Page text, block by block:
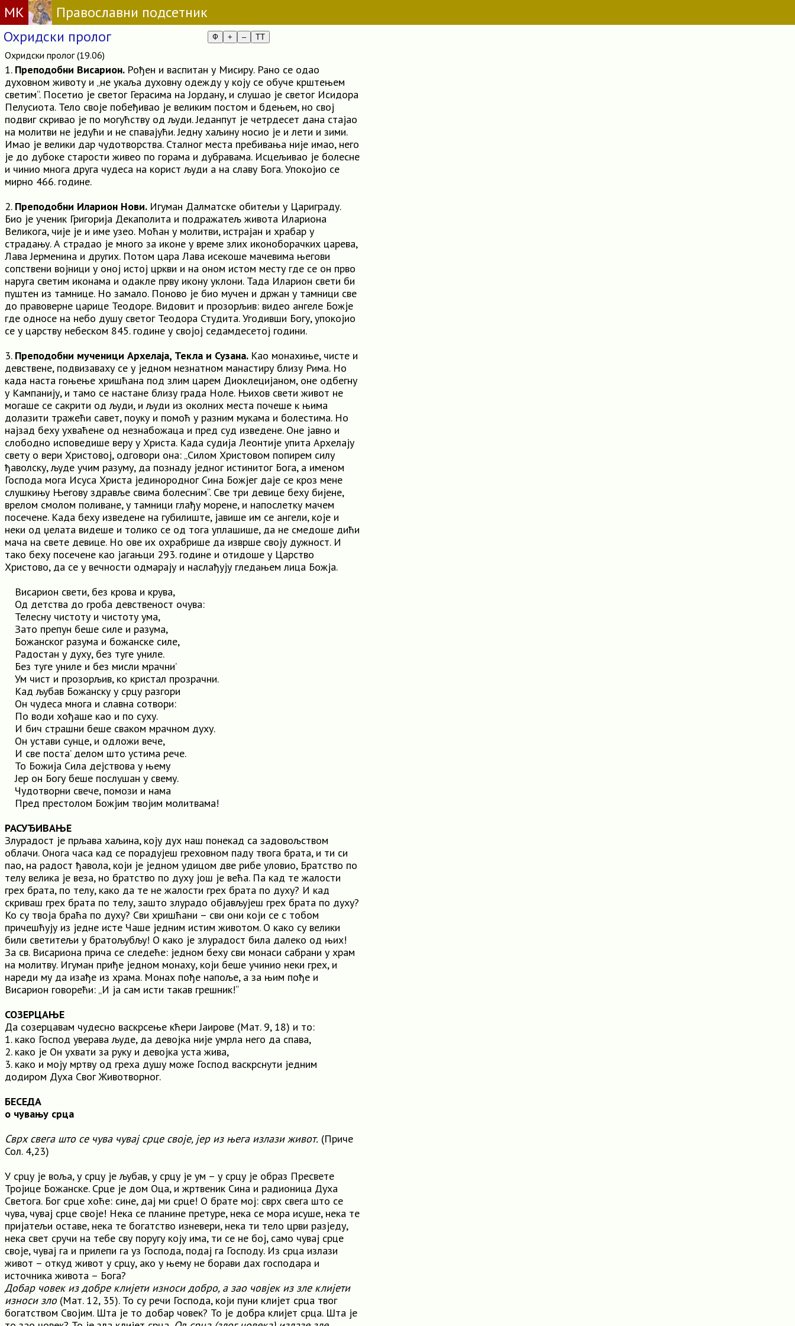
МК
Православни подсетник
Охридски пролог
Ф + – TT
Охридски пролог (19.06)
1. Преподобни Висарион. Рођен и васпитан у Мисиру. Рано се одао
духовном животу и „не укаља духовну одежду у коју се обуче крштењем
светим“. Посетио је светог Герасима на Јордану, и слушао је светог Исидора
Пелусиота. Тело своје побеђивао је великим постом и бдењем, но свој
подвиг скривао је по могућству од људи. Једанпут је четрдесет дана стајао
на молитви не једући и не спавајући. Једну хаљину носио је и лети и зими.
Имао је велики дар чудотворства. Сталног места пребивања није имао, него
је до дубоке старости живео по горама и дубравама. Исцељивао је болесне
и чинио многа друга чудеса на корист људи а на славу Бога. Упокојио се
мирно 466. године.
2. Преподобни Иларион Нови. Игуман Далматске обитељи у Цариграду.
Био је ученик Григорија Декаполита и подражатељ живота Илариона
Великога, чије је и име узео. Моћан у молитви, истрајан и храбар у
страдању. А страдао је много за иконе у време злих иконоборачких царева,
Лава Јерменина и других. Потом цара Лава исекоше мачевима његови
сопствени војници у оној истој цркви и на оном истом месту где се он прво
наруга светим иконама и одакле прву икону уклони. Тада Иларион свети би
пуштен из тамнице. Но замало. Поново је био мучен и држан у тамници све
до правоверне царице Теодоре. Видовит и прозорљив: видео ангеле Божје
где односе на небо душу светог Теодора Студита. Угодивши Богу, упокојио
се у царству небеском 845. године у својој седамдесетој години.
3. Преподобни мученици Архелаја, Текла и Сузана. Као монахиње, чисте и
девствене, подвизаваху се у једном незнатном манастиру близу Рима. Но
када наста гоњење хришћана под злим царем Диоклецијаном, оне одбегну
у Кампанију, и тамо се настане близу града Ноле. Њихов свети живот не
могаше се сакрити од људи, и људи из околних места почеше к њима
долазити тражећи савет, поуку и помоћ у разним мукама и болестима. Но
најзад беху ухваћене од незнабожаца и пред суд изведене. Оне јавно и
слободно исповедише веру у Христа. Када судија Леонтије упита Архелају
свету о вери Христовој, одговори она: „Силом Христовом попирем силу
ђаволску, људе учим разуму, да познаду једног истинитог Бога, а именом
Господа мога Исуса Христа јединородног Сина Божјег даје се кроз мене
слушкињу Његову здравље свима болесним“. Све три девице беху бијене,
врелом смолом поливане, у тамници глађу морене, и напослетку мачем
посечене. Када беху изведене на губилиште, јавише им се ангели, које и
неки од џелата видеше и толико се од тога уплашише, да не смедоше дићи
мача на свете девице. Но ове их охрабрише да изврше своју дужност. И
тако беху посечене као јагањци 293. године и отидоше у Царство
Христово, да се у вечности одмарају и наслађују гледањем лица Божја.
Висарион свети, без крова и крува,
Од детства до гроба девственост очува:
Телесну чистоту и чистоту ума,
Зато препун беше силе и разума,
Божанског разума и божанске силе,
Радостан у духу, без туге униле.
Без туге униле и без мисли мрачни’
Ум чист и прозорљив, ко кристал прозрачни.
Кад љубав Божанску у срцу разгори
Он чудеса многа и славна сотвори:
По води хођаше као и по суху.
И бич страшни беше сваком мрачном духу.
Он устави сунце, и одложи вече,
И све поста’ делом што устима рече.
To Божија Сила дејствова у њему
Јер он Богу беше послушан у свему.
Чудотворни свече, помози и нама
Пред престолом Божјим твојим молитвама!
РАСУЂИВАЊЕ
Злурадост је прљава хаљина, коју дух наш понекад са задовољством
облачи. Онога часа кад се порадујеш греховном паду твога брата, и ти си
пао, на радост ђавола, који је једном удицом две рибе уловио, Братство по
телу велика је веза, но братство по духу још је већа. Па кад те жалости
грех брата, по телу, како да те не жалости грех брата по духу? И кад
скриваш грех брата по телу, зашто злурадо објављујеш грех брата по духу?
Ко су твоја браћа по духу? Сви хришћани – сви они који сe c тобом
причешћују из једне исте Чаше једним истим животом. O како су велики
били светитељи у братољубљу! O како је злурадост била далеко од њих!
За св. Висариона прича се следеће: једном беху сви монаси сабрани у храм
на молитву. Игуман приђе једном монаху, који беше учинио неки грех, и
нареди му да изађе из храма. Монах пође напоље, a за њим пође и
Висарион говорећи: „И ја сам исти такав грешник!“
СОЗЕРЦАЊЕ
Да созерцавам чудесно васкрсење кћери Јаирове (Мат. 9, 18) и то:
1. како Господ уверава људе, да девојка није умрла него да спава,
2. како је Он ухвати за руку и девојка уста жива,
3. како и моју мртву од греха душу може Господ васкрснути једним
додиром Духа Свог Животворног.
БЕСЕДА
о чувању срца
Сврх свега што се чува чувај срце своје, јер из њега излази живот. (Приче
Сол. 4,23)
У срцу је воља, у срцу је љубав, у срцу је ум – у срцу је образ Пресвете
Тројице Божанске. Срце је дом Оца, и жртвеник Сина и радионица Духа
Светога. Бог срце хоће: сине, дај ми срце! О брате мој: сврх свега што се
чува, чувај срце своје! Нека се планине претуре, нека се мора исуше, нека те
пријатељи оставе, нека те богатство изневери, нека ти тело црви разједу,
нека свет сручи на тебе сву поругу коју има, ти се не бој, само чувај срце
своје, чувај га и прилепи га уз Господа, подај га Господу. Из срца излази
живот – откуд живот у срцу, ако у њему не борави дах господара и
источника живота – Бога?
Добар човек из добре клијети износи добро, а зао човјек из зле клијети
износи зло(Мат. 12, 35). То су речи Господа, који пуни клијет срца твог
богатством Својим. Шта је то добар човек? То је добра клијет срца. Шта је